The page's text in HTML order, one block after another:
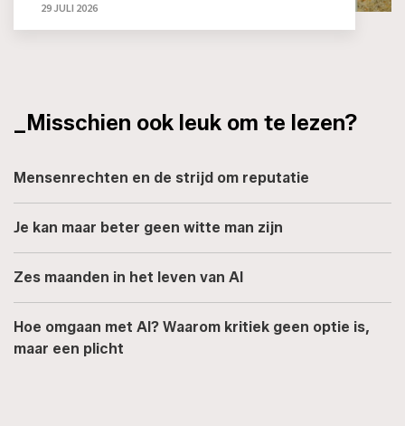
29 JULI 2026
_Misschien ook leuk om te lezen?
Mensenrechten en de strijd om reputatie
Je kan maar beter geen witte man zijn
Zes maanden in het leven van AI
Hoe omgaan met AI? Waarom kritiek geen optie is,
maar een plicht